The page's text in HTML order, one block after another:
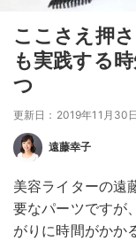
ここさえ押
も実践する
つ
更新日：2019年11月30日
遠藤幸子
美容ライターの遠
要なパーツですが
がりに時間がかか